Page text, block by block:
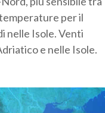
per il
nelle Isole. Venti
e nelle Isole.